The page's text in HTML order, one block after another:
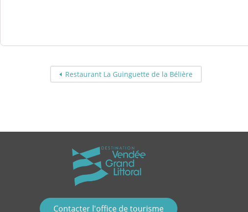
Restaurant La Guinguette de la Bélière
Contacter l'office de tourisme